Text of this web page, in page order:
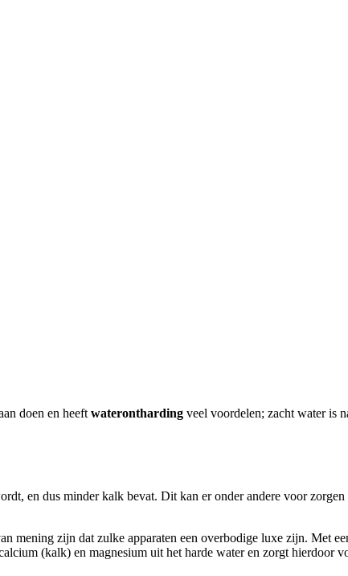
doen en heeft waterontharding veel voordelen; zacht water is
en dus minder kalk bevat. Dit kan er onder andere voor
mening zijn dat zulke apparaten een overbodige luxe zijn. Met
(kalk) en magnesium uit het harde water en zorgt hierdoor